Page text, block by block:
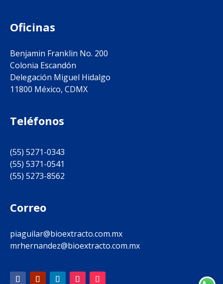
Oficinas
Benjamin Franklin No. 200
Colonia Escandón
Delegación Miguel Hidalgo
11800 México, CDMX
Teléfonos
(55) 5271-0343
(55) 5371-0541
(55) 5273-8562
Correo
piaguilar@bioextracto.com.mx
mrhernandez@bioextracto.com.mx